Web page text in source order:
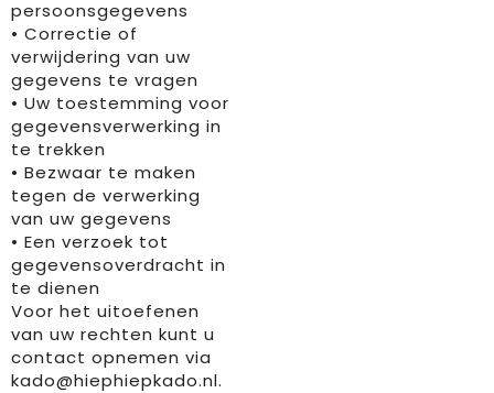
persoonsgegevens
• Correctie of
verwijdering van uw
gegevens te vragen
• Uw toestemming voor
gegevensverwerking in
te trekken
• Bezwaar te maken
tegen de verwerking
van uw gegevens
• Een verzoek tot
gegevensoverdracht in
te dienen
Voor het uitoefenen
van uw rechten kunt u
contact opnemen via
kado@hiephiepkado.nl.